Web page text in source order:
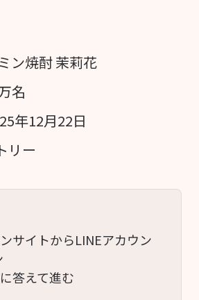
ン焼酎 茉莉花
名
年12月22日
リー
サイトからLINEアカウン
答えて進む